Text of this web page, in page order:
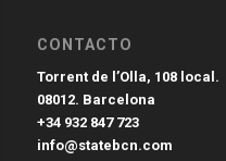
CONTACTO
Torrent de l’Olla, 108 local.
08012. Barcelona
+34 932 847 723
info@statebcn.com